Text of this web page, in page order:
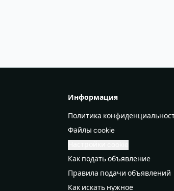
Информация
Политика
Файлы cookie
Как подать объявление
Правила подачи объявлений
Как искать нужное